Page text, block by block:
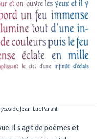
de Jean-Luc Parant
Il s’agit de poèmes et